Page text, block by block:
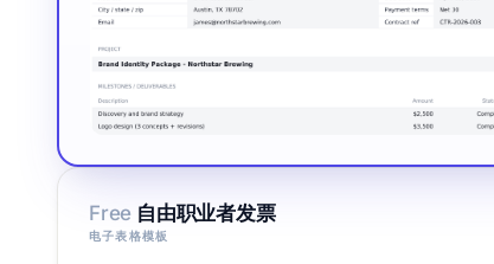
Free 自由职业者发票
电子表格模板